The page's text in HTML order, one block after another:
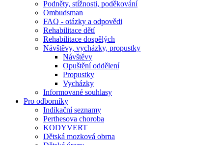
Podněty, stížnosti, poděkování
Ombudsman
FAQ - otázky a odpovědi
Rehabilitace dětí
Rehabilitace dospělých
Návštěvy, vycházky, propustky
Návštěvy
Opuštění oddělení
Propustky
Vycházky
Informované souhlasy
Pro odborníky
Indikační seznamy
Perthesova choroba
KODYVERT
Dětská mozková obrna